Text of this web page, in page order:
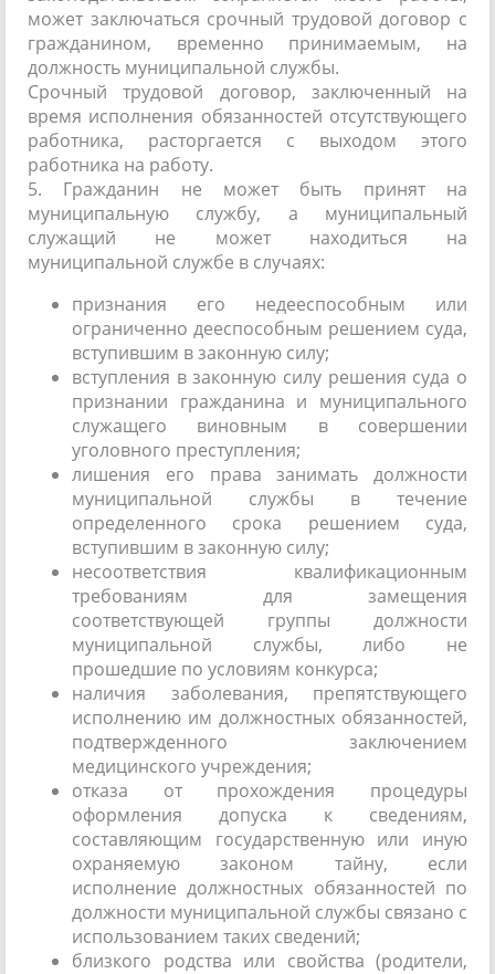
может заключаться срочный трудовой договор с
гражданином, временно принимаемым, на
должность муниципальной службы.
Срочный трудовой договор, заключенный на
время исполнения обязанностей отсутствующего
работника, расторгается с выходом этого
работника на работу.
5. Гражданин не может быть принят на
муниципальную службу, а муниципальный
служащий не может находиться на
муниципальной службе в случаях:
признания его недееспособным или
ограниченно дееспособным решением суда,
вступившим в законную силу;
вступления в законную силу решения суда о
признании гражданина и муниципального
служащего виновным в совершении
уголовного преступления;
лишения его права занимать должности
муниципальной службы в течение
определенного срока решением суда,
вступившим в законную силу;
несоответствия квалификационным
требованиям для замещения
соответствующей группы должности
муниципальной службы, либо не
прошедшие по условиям конкурса;
наличия заболевания, препятствующего
исполнению им должностных обязанностей,
подтвержденного заключением
медицинского учреждения;
отказа от прохождения процедуры
оформления допуска к сведениям,
составляющим государственную или иную
охраняемую законом тайну, если
исполнение должностных обязанностей по
должности муниципальной службы связано с
использованием таких сведений;
близкого родства или свойства (родители,